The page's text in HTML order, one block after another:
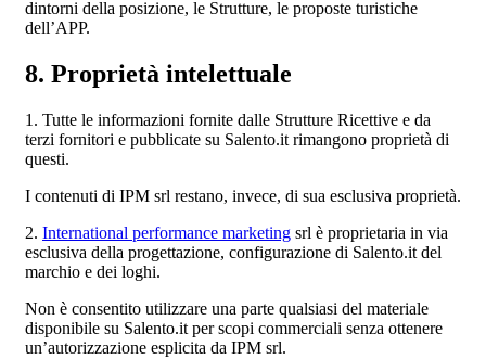
dintorni della posizione, le Strutture, le proposte turistiche
dell’APP.
8. Proprietà intelettuale
1. Tutte le informazioni fornite dalle Strutture Ricettive e da
terzi fornitori e pubblicate su Salento.it rimangono proprietà di
questi.
I contenuti di IPM srl restano, invece, di sua esclusiva proprietà.
2. International performance marketing srl è proprietaria in via
esclusiva della progettazione, configurazione di Salento.it del
marchio e dei loghi.
Non è consentito utilizzare una parte qualsiasi del materiale
disponibile su Salento.it per scopi commerciali senza ottenere
un’autorizzazione esplicita da IPM srl.